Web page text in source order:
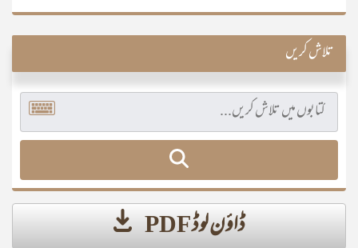
تلاش کریں
ڈاؤن لوڈ PDF